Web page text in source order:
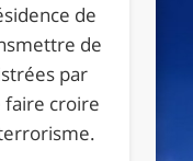
de
de
par
faire croire